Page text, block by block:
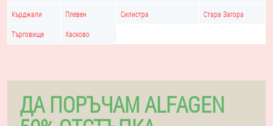
Кърджали Плевен Силистра Стара Загора
Търговище Хасково
ДА ПОРЪЧАМ ALFAGEN